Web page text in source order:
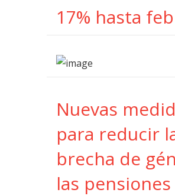
17% hasta
Nuevas
para reducir
brecha de
las pensiones